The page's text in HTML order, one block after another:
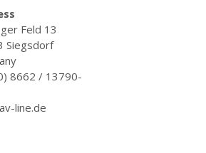
Feld 13
Siegsdorf
8662 / 13790-
line.de